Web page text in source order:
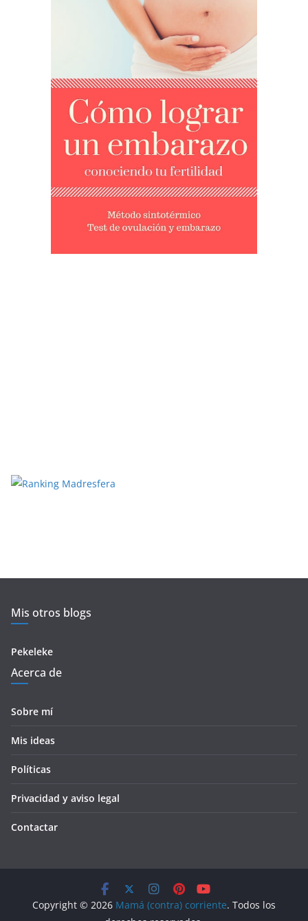
Mis otros blogs
Pekeleke
Acerca de
Sobre mí
Mis ideas
Políticas
Privacidad y aviso legal
Contactar
Copyright © 2026 Mamá (contra) corriente. Todos los